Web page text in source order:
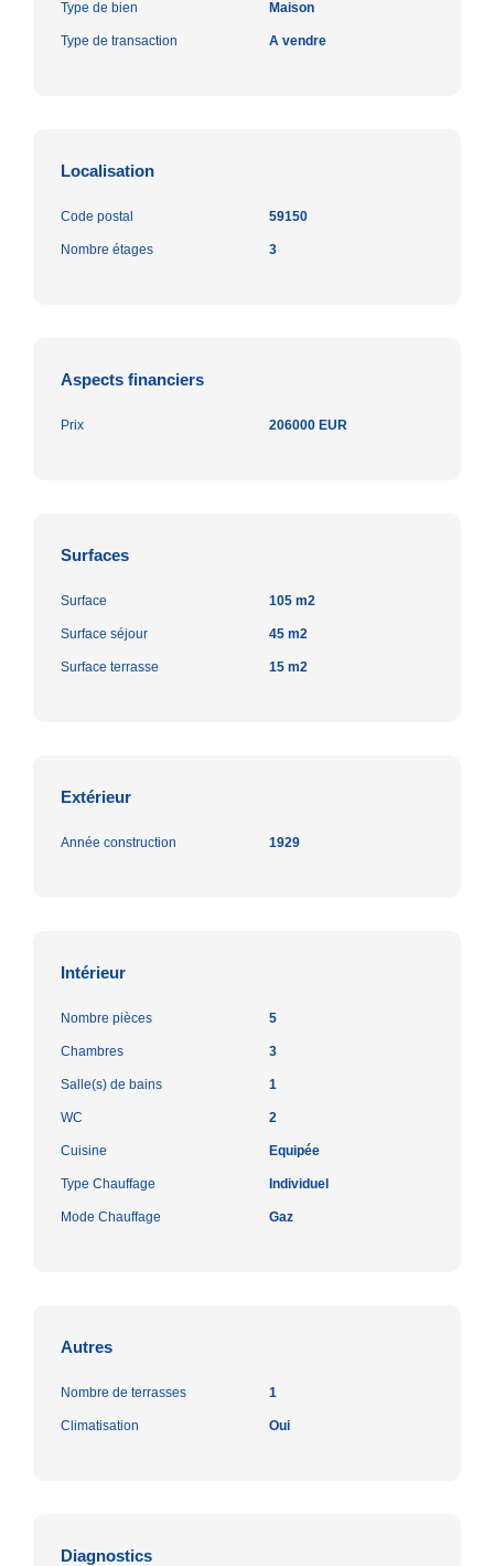
Type de bien Maison
Type de transaction A vendre
Localisation
Code postal 59150
Nombre étages 3
Aspects financiers
Prix 206000 EUR
Surfaces
Surface 105 m2
Surface séjour 45 m2
Surface terrasse 15 m2
Extérieur
Année construction 1929
Intérieur
Nombre pièces 5
Chambres 3
Salle(s) de bains 1
WC 2
Cuisine Equipée
Type Chauffage Individuel
Mode Chauffage Gaz
Autres
Nombre de terrasses 1
Climatisation Oui
Diagnostics